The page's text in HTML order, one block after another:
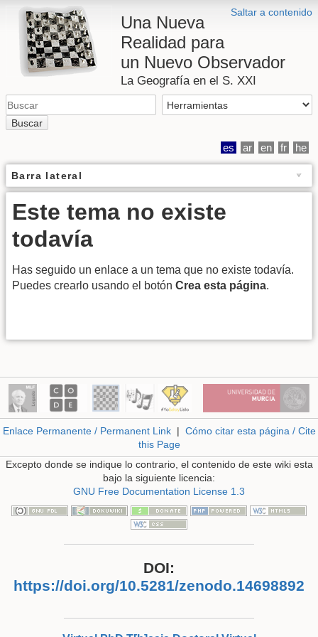
Saltar a contenido
Una Nueva
Realidad para
un Nuevo Observador
La Geografía en el S. XXI
Buscar
es ar en fr he
Barra lateral
Este tema no existe
todavía
Has seguido un enlace a un tema que no existe todavía.
Puedes crearlo usando el botón Crea esta página.
Enlace Permanente / Permanent Link| Cómo citar esta página / Cite
this Page
Excepto donde se indique lo contrario, el contenido de este wiki esta
bajo la siguiente licencia:
GNU Free Documentation License 1.3
DOI:
https://doi.org/10.5281/zenodo.14698892